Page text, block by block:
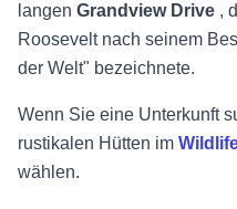
langen Grandview Drive ,
Roosevelt nach seinem
der Welt" bezeichnete.
Wenn Sie eine Unterkunft
rustikalen Hütten im
wählen.